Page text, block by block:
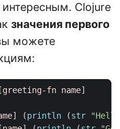
интересным. Clojure
значения первого
можете
[greeting-fn name]
] (println (str